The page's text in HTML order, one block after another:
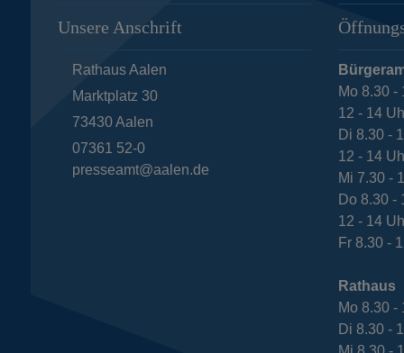
Unsere Anschrift
Rathaus Aalen
Marktplatz 30
73430 Aalen
07361 52-0
presseamt@aalen.de
Mo 8.30 -
12 - 14
Di 8.30 -
12 - 14
Mi 7.30 -
Do 8.30 -
12 - 14
Fr 8.30 -
Rathaus
Mo 8.30 -
Di 8.30 -